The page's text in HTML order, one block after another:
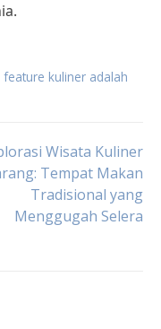
feature kuliner adalah
Wisata Kuliner
Tempat Makan
Tradisional yang
Menggugah Selera